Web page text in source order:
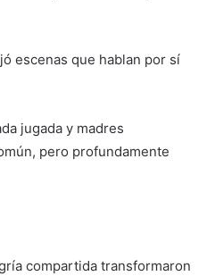
escenas que hablan por sí
jugada y madres
pero profundamente
compartida transformaron